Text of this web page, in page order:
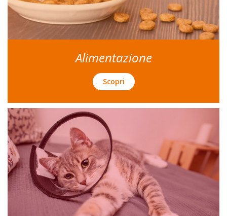
Alimentazione
Scopri